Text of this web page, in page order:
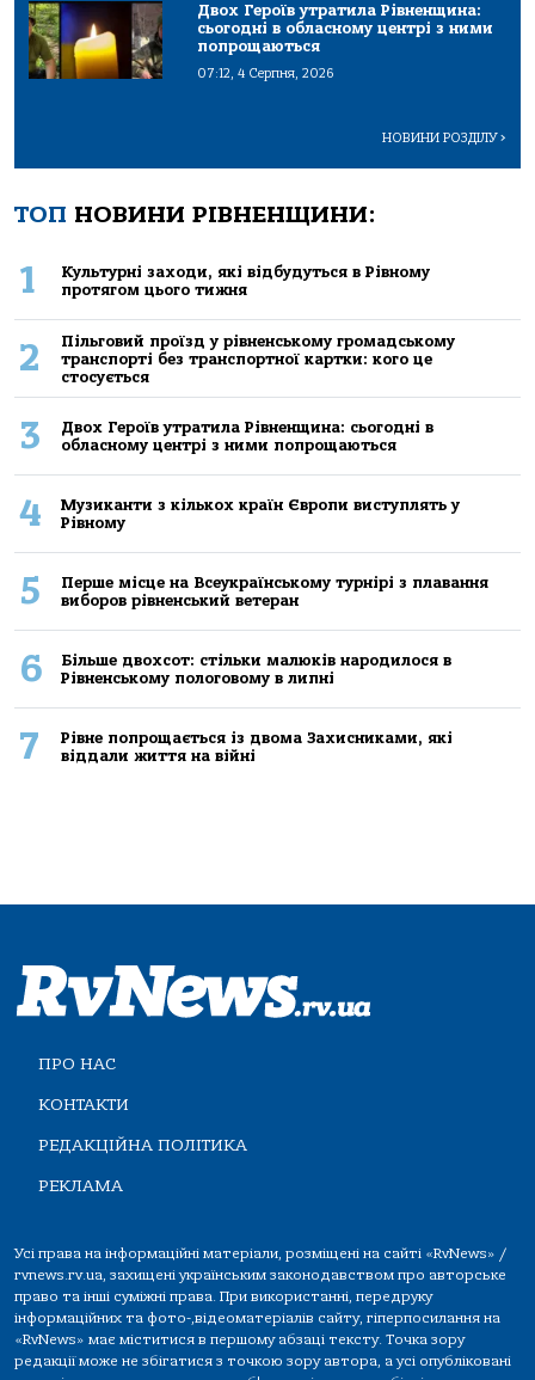
Двох Героїв утратила Рівненщина:
сьогодні в обласному центрі з ними
попрощаються
07:12, 4 Серпня, 2026
НОВИНИ РОЗДІЛУ>
ТОП НОВИНИ РІВНЕНЩИНИ:
1
Культурні заходи, які відбудуться в Рівному
протягом цього тижня
2
Пільговий проїзд у рівненському громадському
транспорті без транспортної картки: кого це
стосується
3
Двох Героїв утратила Рівненщина: сьогодні в
обласному центрі з ними попрощаються
4
Музиканти з кількох країн Європи виступлять у
Рівному
5
Перше місце на Всеукраїнському турнірі з плавання
виборов рівненський ветеран
6
Більше двохсот: стільки малюків народилося в
Рівненському пологовому в липні
7
Рівне попрощається із двома Захисниками, які
віддали життя на війні
ПРО НАС
КОНТАКТИ
РЕДАКЦІЙНА ПОЛІТИКА
РЕКЛАМА
Усі права на інформаційні матеріали, розміщені на сайті «RvNews» /
rvnews.rv.ua, захищені українським законодавством про авторське
право та інші суміжні права. При використанні, передруку
інформаційних та фото-,відеоматеріалів сайту, гіперпосилання на
«RvNews» має міститися в першому абзаці тексту. Точка зору
редакції може не збігатися з точкою зору автора, а усі опубліковані